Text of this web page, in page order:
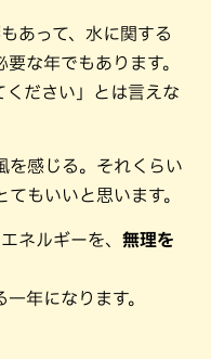
あって、水に関する
な年でもあります。
ください」とは言えな
を感じる。それくらい
もいいと思います。
ネルギーを、 無理を
年になります。